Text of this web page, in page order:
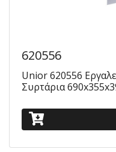
620556
Unior 620556
Συρτάρια